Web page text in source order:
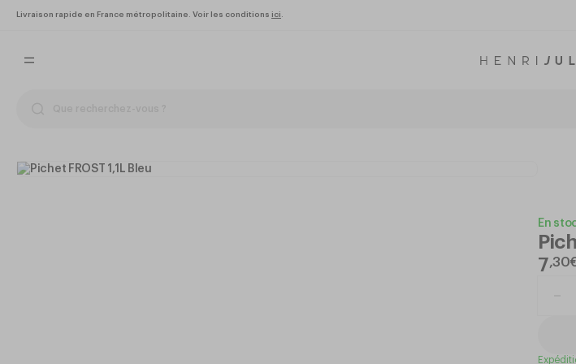
Livraison rapide en France métropolitaine. Voir les conditions ici .
En
7,30